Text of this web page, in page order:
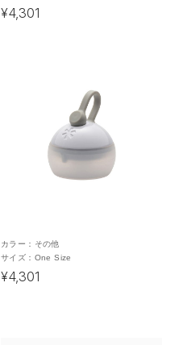
¥4,301
カラー： その他
サイズ： One Size
¥4,301